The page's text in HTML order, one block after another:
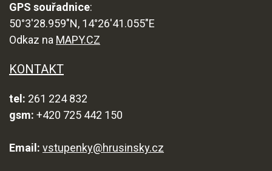
GPS souřadnice:
50°3'28.959"N, 14°26'41.055"E
Odkaz na MAPY.CZ
KONTAKT
tel: 261 224 832
gsm: +420 725 442 150
Email: vstupenky@hrusinsky.cz